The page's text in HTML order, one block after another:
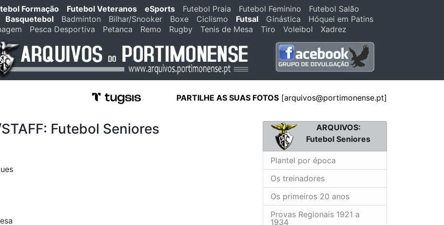
Formação Futebol Veteranos eSports Futebol Praia Futebol Feminino
Futebol Salão
Basquetebol Badminton Bilhar/Snooker Boxe Ciclismo Futsal Ginástica
Hóquei em Patins
Pesca Desportiva Petanca Remo Rugby Tenis de Mesa Tiro Voleibol Xadrez
PARTILHE AS SUAS FOTOS [arquivos@portimonense.pt]
Futebol Seniores
ARQUIVOS:
Futebol Seniores
Plantel por época
Os treinadores
Os primeiros 20 anos
Provas Regionais 1921 a
1934